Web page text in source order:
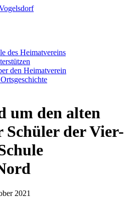
des Heimatvereins
den Heimatverein
um den alten
der Vier-
2021